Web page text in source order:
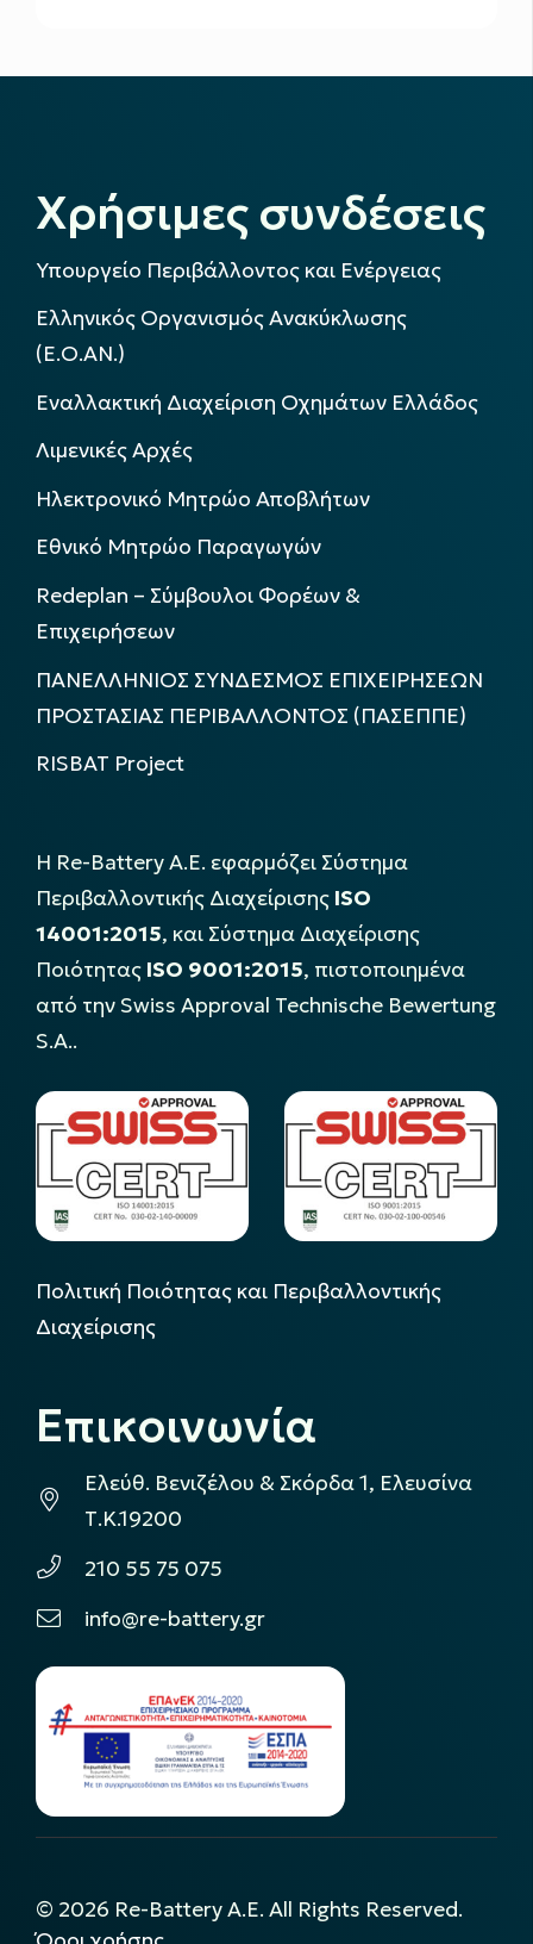
Χρήσιμες συνδέσεις
Υπουργείο Περιβάλλοντος και Ενέργειας
Ελληνικός Οργανισμός Ανακύκλωσης
(Ε.Ο.ΑΝ.)
Εναλλακτική Διαχείριση Οχημάτων Ελλάδος
Λιμενικές Αρχές
Ηλεκτρονικό Μητρώο Αποβλήτων
Εθνικό Μητρώο Παραγωγών
Redeplan – Σύμβουλοι Φορέων &
Επιχειρήσεων
ΠΑΝΕΛΛΗΝΙΟΣ ΣΥΝΔΕΣΜΟΣ ΕΠΙΧΕΙΡΗΣΕΩΝ
ΠΡΟΣΤΑΣΙΑΣ ΠΕΡΙΒΑΛΛΟΝΤΟΣ (ΠΑΣΕΠΠΕ)
RISBAT Project
Η Re-Battery Α.Ε. εφαρμόζει Σύστημα
Περιβαλλοντικής Διαχείρισης ISO
14001:2015, και Σύστημα Διαχείρισης
Ποιότητας ISO 9001:2015, πιστοποιημένα
από την Swiss Approval Technische Bewertung
S.A..
Πολιτική Ποιότητας και Περιβαλλοντικής
Διαχείρισης
Επικοινωνία
Ελεύθ. Βενιζέλου & Σκόρδα 1, Ελευσίνα
Τ.Κ.19200
210 55 75 075
info@re-battery.gr
© 2026 Re-Battery A.E. All Rights Reserved.